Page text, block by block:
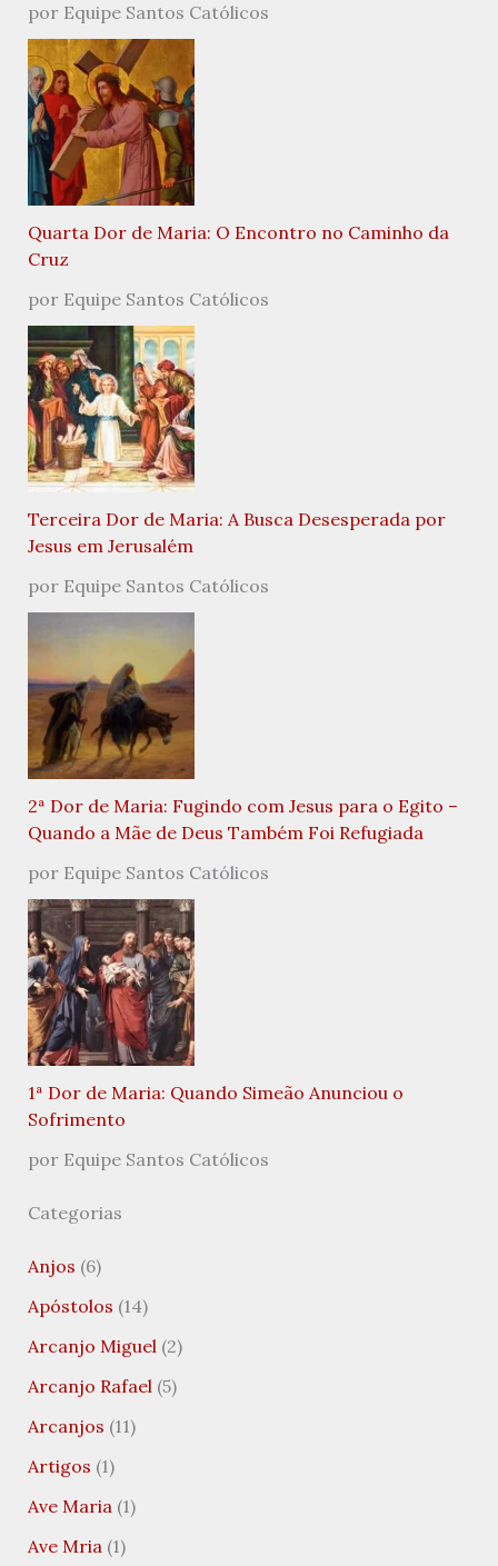
por Equipe Santos Católicos
Quarta Dor de Maria: O Encontro no Caminho da
Cruz
por Equipe Santos Católicos
Terceira Dor de Maria: A Busca Desesperada por
Jesus em Jerusalém
por Equipe Santos Católicos
2ª Dor de Maria: Fugindo com Jesus para o Egito –
Quando a Mãe de Deus Também Foi Refugiada
por Equipe Santos Católicos
1ª Dor de Maria: Quando Simeão Anunciou o
Sofrimento
por Equipe Santos Católicos
Categorias
Anjos (6)
Apóstolos (14)
Arcanjo Miguel(2)
Arcanjo Rafael(5)
Arcanjos (11)
Artigos (1)
Ave Maria(1)
Ave Mria(1)